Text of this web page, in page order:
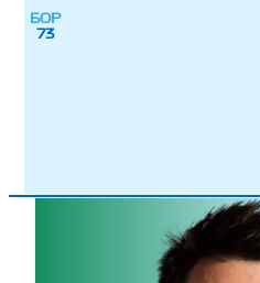
БОР
73